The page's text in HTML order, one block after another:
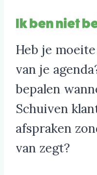
Ik ben niet
Heb je
van je
bepalen
Schuiven
afspraken
van zegt?